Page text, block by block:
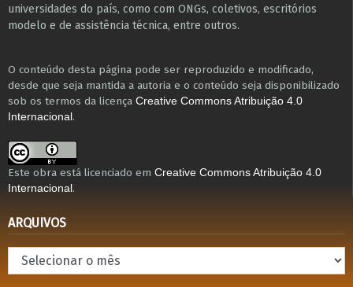
universidades do país, como com ONGs, coletivos, escritórios
modelo e de assistência técnica​, entre outros​.
O conteúdo desta página pode ser reproduzido e modificado,
desde que seja mantida a autoria e o conteúdo seja disponibilizado
sob os termos da licença Creative Commons Atribuição 4.0
Internacional .
Este obra está licenciado em Creative Commons Atribuição 4.0
Internacional .
ARQUIVOS
Arquivos